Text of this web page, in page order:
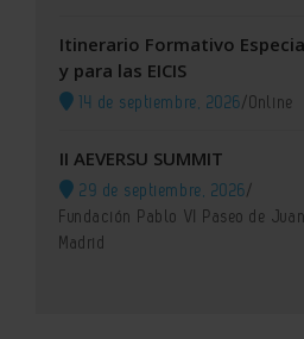
Itinerario Formativo
y para las EICIS
14 de septiembre, 2026/Online
II AEVERSU SUMMIT
29 de septiembre, 2026/
Fundación Pablo VI Paseo de
Madrid